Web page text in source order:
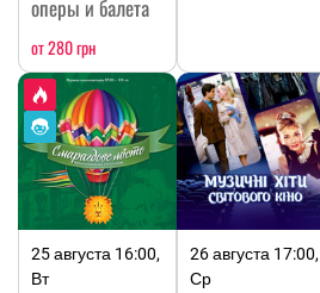
оперы и балета
от 280 грн
25 августа 16:00,
Вт
26 августа 17:00,
Ср